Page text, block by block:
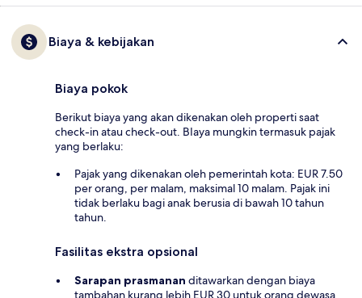
Biaya & kebijakan
Biaya pokok
Berikut biaya yang akan dikenakan oleh properti saat
check-in atau check-out. BIaya mungkin termasuk pajak
yang berlaku:
Pajak yang dikenakan oleh pemerintah kota: EUR 7.50
per orang, per malam, maksimal 10 malam. Pajak ini
tidak berlaku bagi anak berusia di bawah 10 tahun
tahun.
Fasilitas ekstra opsional
Sarapan prasmanan ditawarkan dengan biaya
tambahan kurang lebih EUR 30 untuk orang dewasa